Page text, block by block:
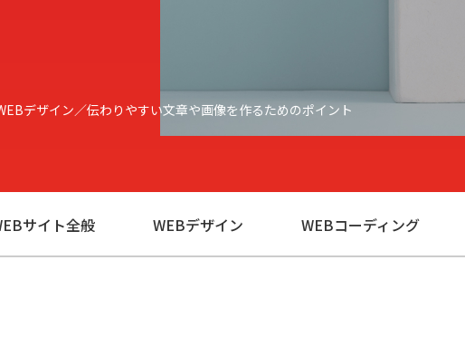
デザイン 伝わりやすい文章や画像を作るためのポイント
サイト全般 WEBデザイン WEBコーディング